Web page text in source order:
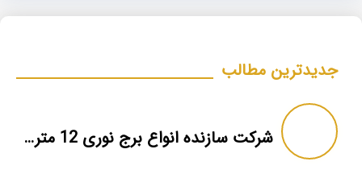
جدیدترین مطالب
شرکت سازنده انواع برج نوری 12 متری در مشهد